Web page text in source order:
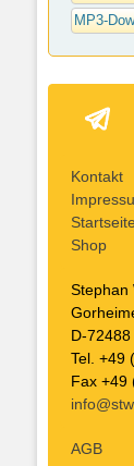
MP3-
Kontakt
Startseite
Shop
Stephan
D-
Tel. +49
Fax +49
AGB